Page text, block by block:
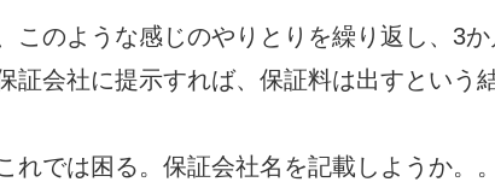
このような感じのやりとりを繰り返し、3
証会社に提示すれば、保証料は出すという結
れでは困る。保証会社名を記載しようか。。